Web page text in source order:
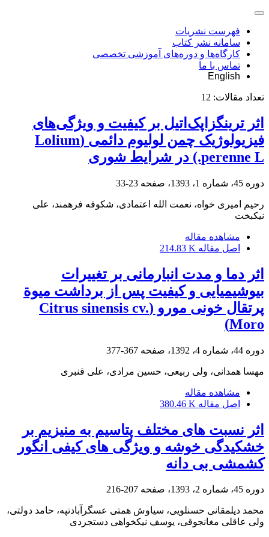
فهرست نشریات
سامانه نشر کتاب
کارگاه‌ها و دوره‌های آموزشی تخصصی
تماس با ما
English
تعداد مقالات: 12
اثر ترینگزاپک‌اتیل بر کیفیت و ویژگی‌های
فیزیولوژیک چمن لولیوم دائمی (Lolium
perenne L.) در شرایط شوری
دوره 45، شماره 1، 1393، صفحه 23-33
رحیم امیری خواه، نعمت الله اعتمادی، شکوفه فرهمند، علی
نیکبخت
مشاهده مقاله
اصل مقاله 214.83 K
اثر دما و مدت انبارمانی بر تغییرات
بیوشیمیایی و کیفیت پس از برداشت میوة
پرتقال خونی مورو (Citrus sinensis cv.
Moro)
دوره 44، شماره 4، 1392، صفحه 367-377
مهسا همدانی، ولی ربیعی، حسین مرادی، علی قنبری
مشاهده مقاله
اصل مقاله 380.46 K
اثر نسبت‏ های مختلف پتاسیم به منیزیم بر
خشکیدگی خوشه و ویژگی‏ های کیفی انگور
کشمشی بی‏ دانه
دوره 45، شماره 2، 1393، صفحه 207-216
محمد دیلمقانی حسنلویی، سیاوش همتی عسگرآبادتپه، حامد دولتی،
ولی عاقلی مغانجوقی، یوسف نیکخواهی دستجردی